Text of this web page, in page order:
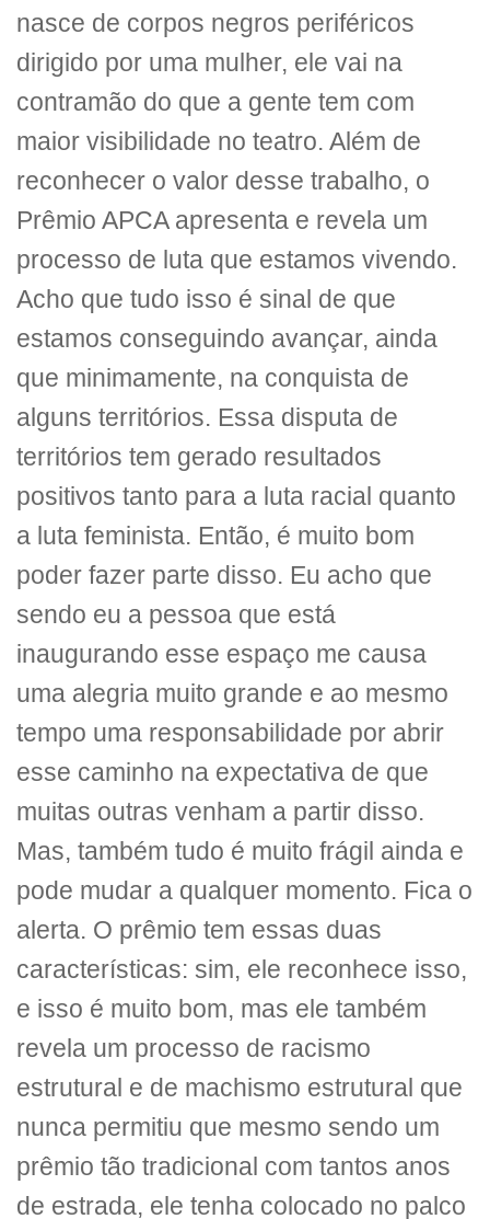
nasce de corpos negros periféricos
dirigido por uma mulher, ele vai na
contramão do que a gente tem com
maior visibilidade no teatro. Além de
reconhecer o valor desse trabalho, o
Prêmio APCA apresenta e revela um
processo de luta que estamos vivendo.
Acho que tudo isso é sinal de que
estamos conseguindo avançar, ainda
que minimamente, na conquista de
alguns territórios. Essa disputa de
territórios tem gerado resultados
positivos tanto para a luta racial quanto
a luta feminista. Então, é muito bom
poder fazer parte disso. Eu acho que
sendo eu a pessoa que está
inaugurando esse espaço me causa
uma alegria muito grande e ao mesmo
tempo uma responsabilidade por abrir
esse caminho na expectativa de que
muitas outras venham a partir disso.
Mas, também tudo é muito frágil ainda e
pode mudar a qualquer momento. Fica o
alerta. O prêmio tem essas duas
características: sim, ele reconhece isso,
e isso é muito bom, mas ele também
revela um processo de racismo
estrutural e de machismo estrutural que
nunca permitiu que mesmo sendo um
prêmio tão tradicional com tantos anos
de estrada, ele tenha colocado no palco